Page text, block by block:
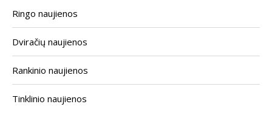
Ringo naujienos
Dviračių naujienos
Rankinio naujienos
Tinklinio naujienos